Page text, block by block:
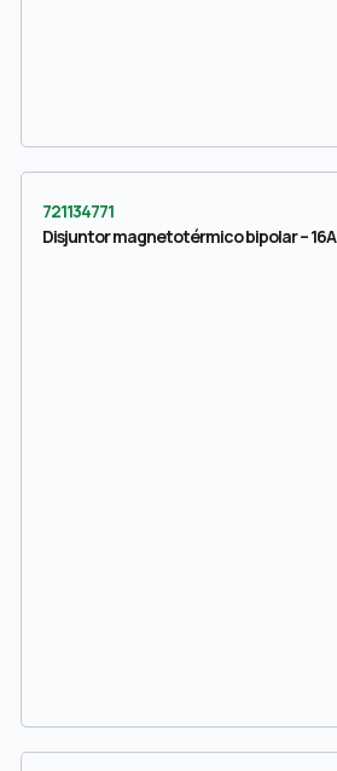
721134771
Disjuntor magnetotérmico bipolar – 16A